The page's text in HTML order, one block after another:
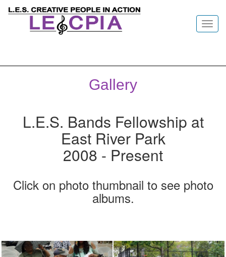
Gallery
L.E.S. Bands Fellowship at
East River Park
2008 - Present
Click on photo thumbnail to see photo
albums.